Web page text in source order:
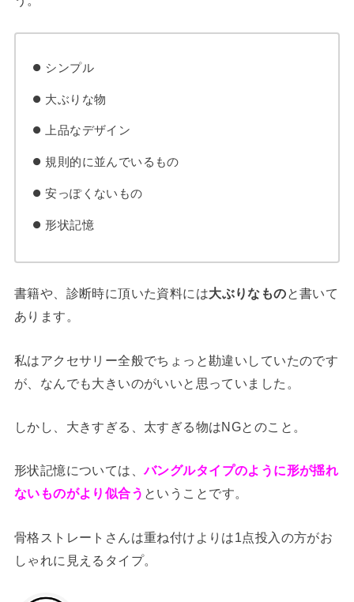
シンプル
大ぶりな物
上品なデザイン
規則的に並んでいるもの
安っぽくないもの
形状記憶
書籍や、診断時に頂いた資料には大ぶりなものと書いて
あります。
私はアクセサリー全般でちょっと勘違いしていたのです
が、なんでも大きいのがいいと思っていました。
しかし、大きすぎる、太すぎる物はNGとのこと。
形状記憶については、バングルタイプのように形が揺れ
ないものがより似合う ということです。
骨格ストレートさんは重ね付けよりは1点投入の方がお
しゃれに見えるタイプ。